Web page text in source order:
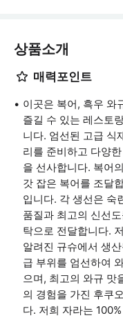
상품소개
매력포인트
이곳은 복어, 흑우 와
즐길 수 있는 레스토
니다. 엄선된 고급 식
리를 준비하고 다양
을 선사합니다. 복어
갓 잡은 복어를 조달
입니다. 각 생선은 숙
품질과 최고의 신선
탁으로 전달합니다.
알려진 규슈에서 생
급 부위를 엄선하여
으며, 최고의 와규 맛
의 경험을 가진 후쿠
다. 저희 자라는